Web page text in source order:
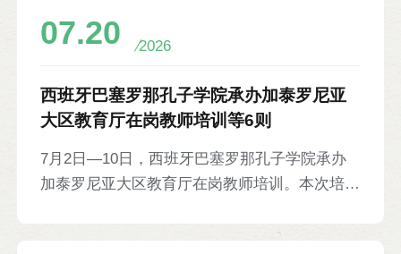
普金，谢菲尔德大学副校长巴特勒，孔院英方院
等百余人参加。
07.20 2026
西班牙巴塞罗那孔子学院承办加泰罗尼亚
大区教育厅在岗教师培训等6则
7月2日—10日，西班牙巴塞罗那孔子学院承办
加泰罗尼亚大区教育厅在岗教师培训。本次培训
中文课、中小学教师中国文化与手工坊培训三门